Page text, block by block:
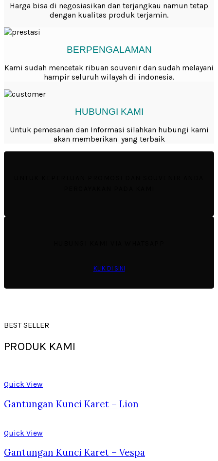
Harga bisa di negosiasikan dan terjangkau namun tetap
dengan kualitas produk terjamin.
BERPENGALAMAN
Kami sudah mencetak ribuan souvenir dan sudah melayani
hampir seluruh wilayah di indonesia.
HUBUNGI KAMI
Untuk pemesanan dan Informasi silahkan hubungi kami
akan memberikan yang terbaik
KLIK DI SINI
BEST SELLER
PRODUK KAMI
Quick View
Gantungan Kunci Karet – Lion
Quick View
Gantungan Kunci Karet – Vespa